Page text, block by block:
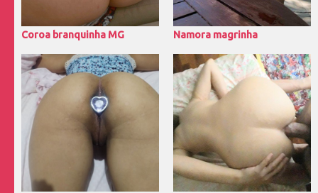
Coroa branquinha MG Namora magrinha